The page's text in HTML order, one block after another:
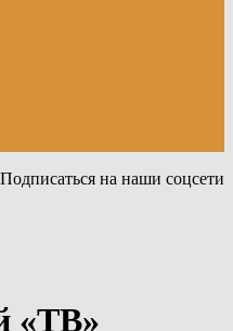
Подписаться на наши соцсети
«ТВ»